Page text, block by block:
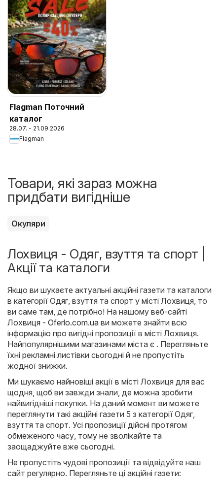
Flagman Поточний
каталог
28.07. - 21.09.2026
Flagman
Товари, які зараз можна
придбати вигідніше
Окуляри
Лохвиця - Одяг, взуття та спорт |
Акції та каталоги
Якщо ви шукаєте актуальні акційні газети та каталоги
в категорії Одяг, взуття та спорт у місті Лохвиця, то
ви саме там, де потрібно! На нашому веб-сайті
Лохвиця - Oferlo.com.ua ви можете знайти всю
інформацію про вигідні пропозиції в місті Лохвиця.
Найпопулярнішими магазинами міста є . Перегляньте
їхні рекламні листівки сьогодні й не пропустіть
жодної знижки.
Ми шукаємо найновіші акції в місті Лохвиця для вас
щодня, щоб ви завжди знали, де можна зробити
найвигідніші покупки. На даний момент ви можете
переглянути такі акційні газети 5 з категорії Одяг,
взуття та спорт. Усі пропозиції дійсні протягом
обмеженого часу, тому не зволікайте та
заощаджуйте вже сьогодні.
Не пропустіть чудові пропозиції та відвідуйте наш
сайт регулярно. Перегляньте ці акційні газети: